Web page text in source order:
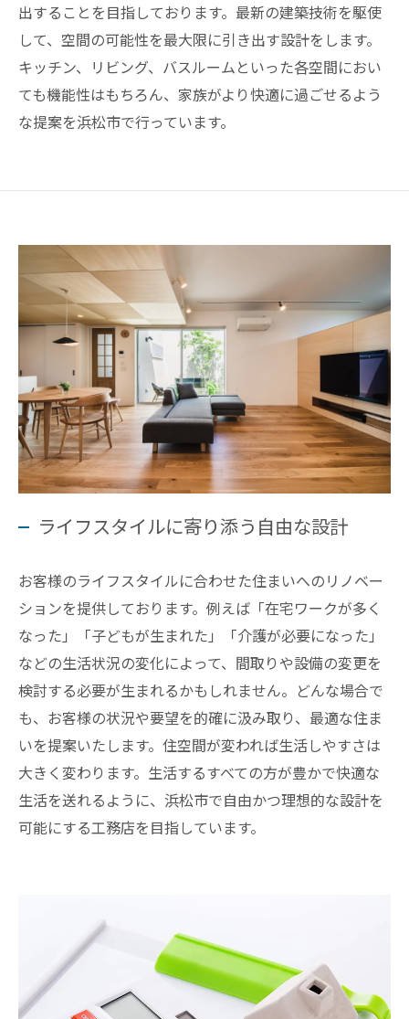
出することを目指しております。最新の建築技術を駆使
して、空間の可能性を最大限に引き出す設計をします。
キッチン、リビング、バスルームといった各空間におい
ても機能性はもちろん、家族がより快適に過ごせるよう
な提案を浜松市で行っています。
ライフスタイルに寄り添う自由な設計
お客様のライフスタイルに合わせた住まいへのリノベー
ションを提供しております。例えば「在宅ワークが多く
なった」「子どもが生まれた」「介護が必要になった」
などの生活状況の変化によって、間取りや設備の変更を
検討する必要が生まれるかもしれません。どんな場合で
も、お客様の状況や要望を的確に汲み取り、最適な住ま
いを提案いたします。住空間が変われば生活しやすさは
大きく変わります。生活するすべての方が豊かで快適な
生活を送れるように、浜松市で自由かつ理想的な設計を
可能にする工務店を目指しています。